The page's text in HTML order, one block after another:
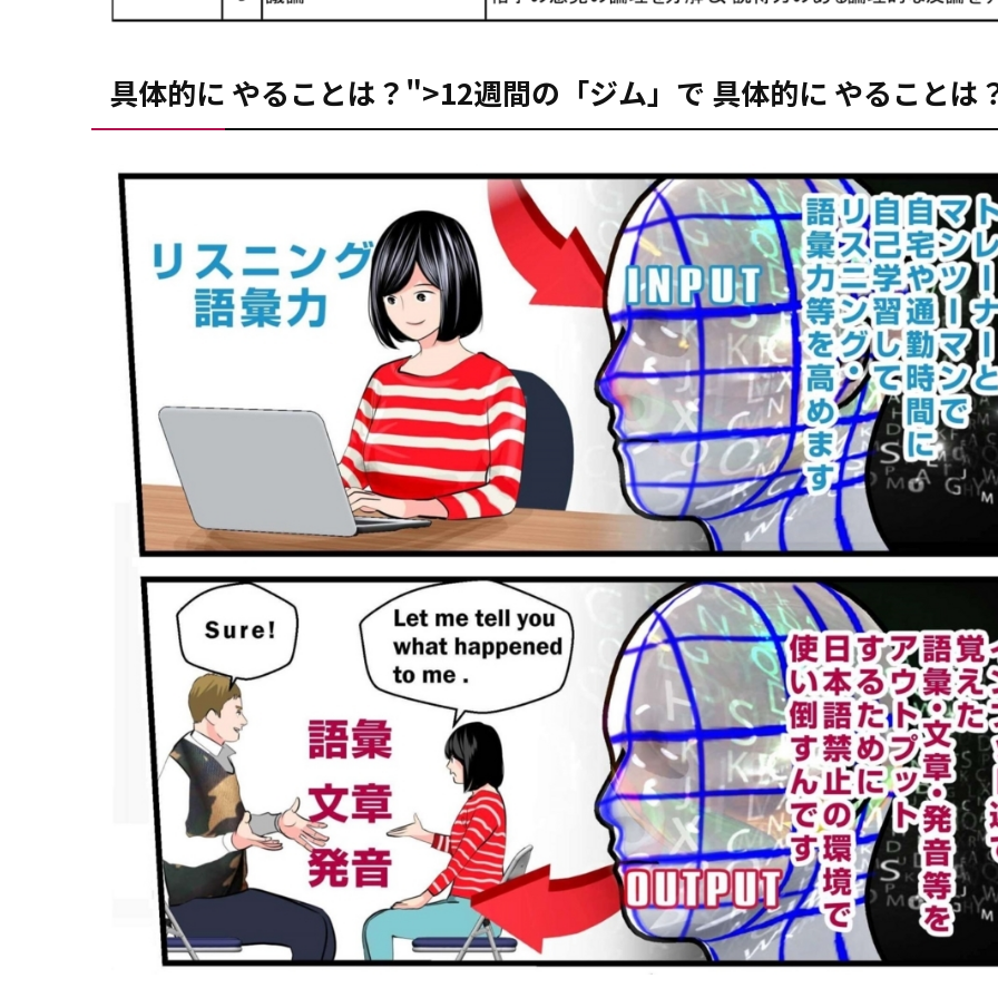
具体的に やることは？">12週間の「ジム」で 具体的に やることは